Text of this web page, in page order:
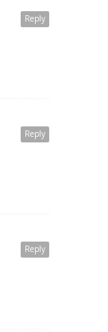
Reply
Reply
Reply